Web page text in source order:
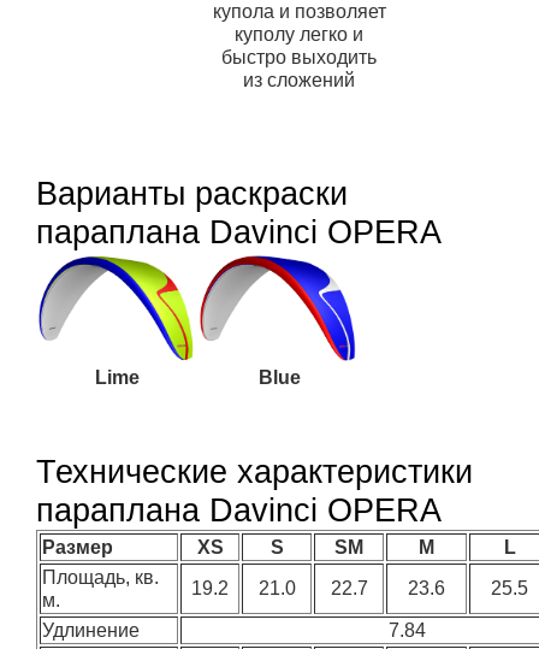
купола и позволяет
куполу легко и
быстро выходить
из сложений
Варианты раскраски
параплана Davinci OPERA
Lime Blue
Технические характеристики
параплана Davinci OPERA
Размер XS S SM M
L
Площадь, кв.
м.
19.2 21.0 22.7 23.6 25.5
Удлинение
7.84